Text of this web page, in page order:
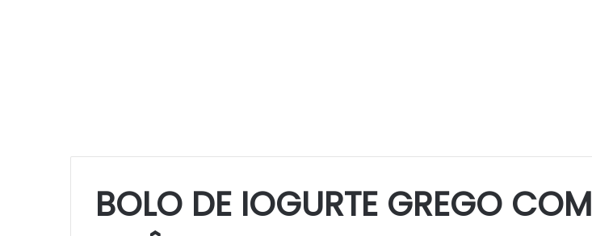
BOLO DE IOGURTE GREGO COM